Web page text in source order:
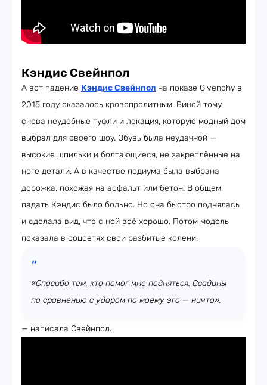
Кэндис Свейнпол
А вот падение Кэндис Свейнпол на показе Givenchy в
2015 году оказалось кровопролитным. Виной тому
снова неудобные туфли и локация, которую модный дом
выбрал для своего шоу. Обувь была неудачной —
высокие шпильки и болтающиеся, не закреплённые на
ноге детали. А в качестве подиума была выбрана
дорожка, похожая на асфальт или бетон. В общем,
падать Кэндис было больно. Но она быстро поднялась
и сделала вид, что с ней всё хорошо. Потом модель
показала в соцсетях свои разбитые колени.
«Спасибо тем, кто помог мне подняться. Ссадины
по сравнению с ударом по моему эго — ничто»,
— написала Свейнпол.